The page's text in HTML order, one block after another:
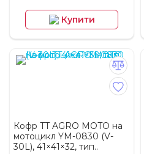
Купити
Кофр TT AGRO MOTO на
мотоцикл YM-0830 (V-
30L), 41×41×32, тип..